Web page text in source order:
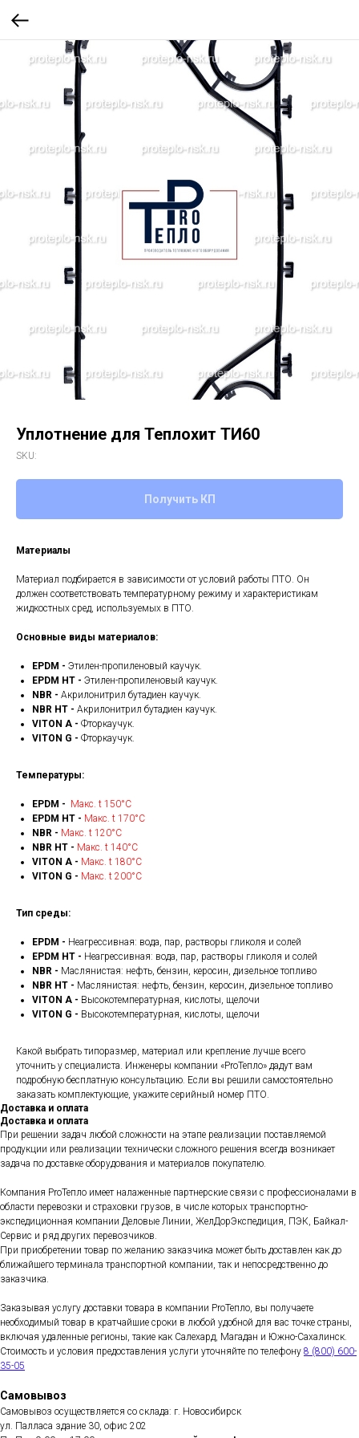
Уплотнение для Теплохит ТИ60
SKU:
Получить КП
Материалы
Материал подбирается в зависимости от условий работы ПТО. Он
должен соответствовать температурному режиму и характеристикам
жидкостных сред, используемых в ПТО.
Основные виды материалов:
EPDM - Этилен-пропиленовый каучук.
EPDM HT - Этилен-пропиленовый каучук.
NBR - Акрилонитрил бутадиен каучук.
NBR HT - Акрилонитрил бутадиен каучук.
VITON A - Фторкаучук.
VITON G - Фторкаучук.
Температуры:
EPDM - Макс. t 150°С
EPDM HT - Макс. t 170°С
NBR - Макс. t 120°С
NBR HT - Макс. t 140°С
VITON A - Макс. t 180°С
VITON G - Макс. t 200°С
Тип среды:
EPDM - Неагрессивная: вода, пар, растворы гликоля и солей
EPDM HT - Неагрессивная: вода, пар, растворы гликоля и солей
NBR - Маслянистая: нефть, бензин, керосин, дизельное топливо
NBR HT - Маслянистая: нефть, бензин, керосин, дизельное топливо
VITON A - Высокотемпературная, кислоты, щелочи
VITON G - Высокотемпературная, кислоты, щелочи
Какой выбрать типоразмер, материал или крепление лучше всего
уточнить у специалиста. Инженеры компании «ProТепло» дадут вам
подробную бесплатную консультацию. Если вы решили самостоятельно
заказать комплектующие, укажите серийный номер ПТО.
Доставка и оплата
Доставка и оплата
При решении задач любой сложности на этапе реализации поставляемой
продукции или реализации технически сложного решения всегда возникает
задача по доставке оборудования и материалов покупателю.
Компания ProТепло имеет налаженные партнерские связи с профессионалами в
области перевозки и страховки грузов, в числе которых транспортно-
экспедиционная компании Деловые Линии, ЖелДорЭкспедиция, ПЭК, Байкал-
Сервис и ряд других перевозчиков.
При приобретении товар по желанию заказчика может быть доставлен как до
ближайшего терминала транспортной компании, так и непосредственно до
заказчика.
Заказывая услугу доставки товара в компании ProТепло, вы получаете
необходимый товар в кратчайшие сроки в любой удобной для вас точке страны,
включая удаленные регионы, такие как Салехард, Магадан и Южно-Сахалинск.
Стоимость и условия предоставления услуги уточняйте по телефону 8 (800) 600-
35-05
Самовывоз
Самовывоз осуществляется со склада: г. Новосибирск
ул. Палласа здание 30, офис 202